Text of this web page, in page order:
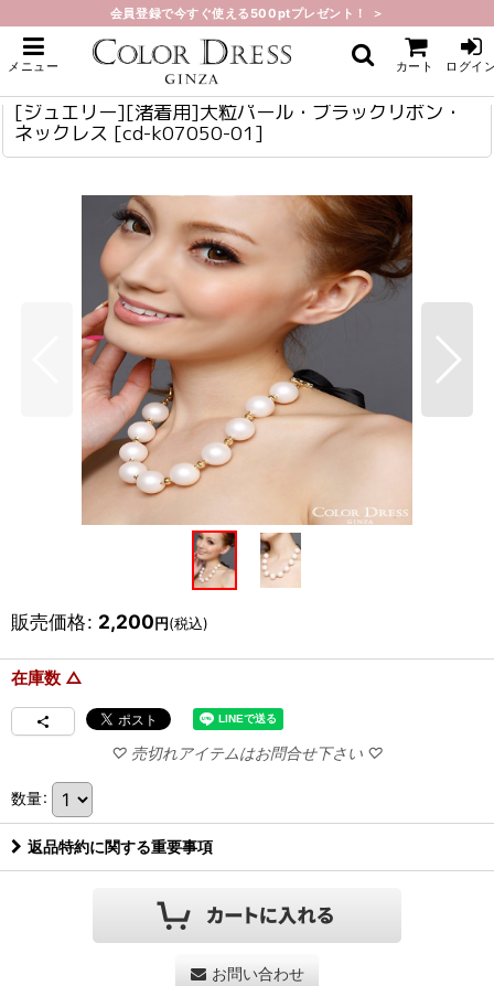
会員登録で今すぐ使える500ptプレゼント！ ＞
メニュー カート ログイ
ホーム > ジュエリー
[ジュエリー][渚着用]大粒パール・ブラックリボン・ネックレス
[ジュエリー][渚着用]大粒パール・ブラックリボン・
ネックレス [cd-k07050-01 ]
販売価格: 2,200円(税込)
在庫数 △
数量:
返品特約に関する重要事項
お問い合わせ